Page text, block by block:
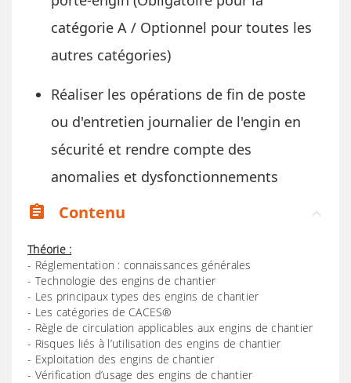
catégorie A / Optionnel pour toutes les
autres catégories)
Réaliser les opérations de fin de poste
ou d'entretien journalier de l'engin en
sécurité et rendre compte des
anomalies et dysfonctionnements
assignment
Contenu
Théorie :
- Réglementation : connaissances générales
- Technologie des engins de chantier
- Les principaux types des engins de chantier
- Les catégories de CACES®
- Règle de circulation applicables aux engins de chantier
- Risques liés à l’utilisation des engins de chantier
- Exploitation des engins de chantier
- Vérification d’usage des engins de chantier